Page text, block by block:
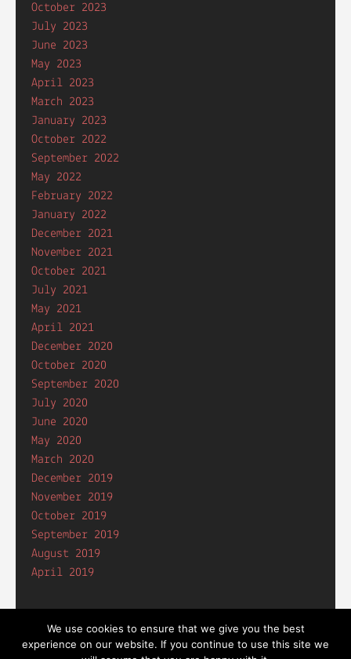
October 2023
July 2023
June 2023
May 2023
April 2023
March 2023
January 2023
October 2022
September 2022
May 2022
February 2022
January 2022
December 2021
November 2021
October 2021
July 2021
May 2021
April 2021
December 2020
October 2020
September 2020
July 2020
June 2020
May 2020
March 2020
December 2019
November 2019
October 2019
September 2019
August 2019
April 2019
We use cookies to ensure that we give you the best
experience on our website. If you continue to use this site we